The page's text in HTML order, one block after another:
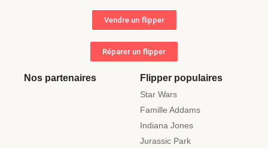
Vendre un flipper
Réparer un flipper
Nos partenaires Flipper populaires
Star Wars
Famille Addams
Indiana Jones
Jurassic Park